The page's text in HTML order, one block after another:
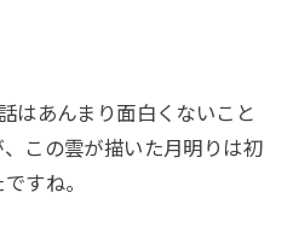
はあんまり面白くないこと
この雲が描いた月明りは初
すね。